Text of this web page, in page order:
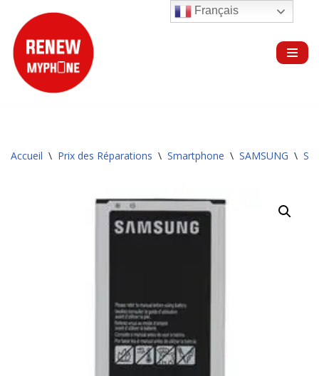
Aller
au
contenu
Accueil \ Prix des Réparations \ Smartphone \ SAMSUNG \
Français